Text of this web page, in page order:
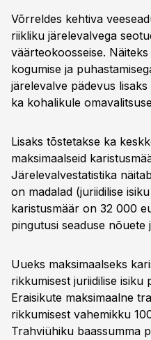
Võrreldes kehtiva
riikliku järelevalvega
väärteokoosseise.
kogumise ja
järelevalve pädevus
ka kohalikule
Lisaks tõstetakse ka
maksimaalseid
Järelevalvestatistika
on madalad (juriidilise
karistusmäär on 32 000
pingutusi seaduse nõuete
Uueks maksimaalseks
rikkumisest juriidilise
Eraisikute maksimaalne
rikkumisest vahemikku
Trahviühiku baassumma